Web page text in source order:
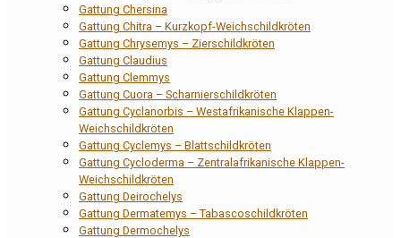
Gattung Chersina
Gattung Chitra – Kurzkopf-Weichschildkröten
Gattung Chrysemys – Zierschildkröten
Gattung Claudius
Gattung Clemmys
Gattung Cuora – Scharnierschildkröten
Gattung Cyclanorbis – Westafrikanische Klappen-
Weichschildkröten
Gattung Cyclemys – Blattschildkröten
Gattung Cycloderma – Zentralafrikanische Klappen-
Weichschildkröten
Gattung Deirochelys
Gattung Dermatemys – Tabascoschildkröten
Gattung Dermochelys